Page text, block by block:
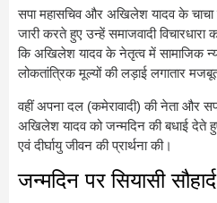
सपा महासचिव और अखिलेश यादव के चाचा
जारी करते हुए उन्हें समाजवादी
कि अखिलेश यादव के नेतृत्व में सामाजिक
लोकतांत्रिक मूल्यों की लड़ाई लगातार
वहीं अपना दल (कमेरावादी) की नेता और
अखिलेश यादव को जन्मदिन की बधाई देते
एवं दीर्घायु जीवन की प्रार्थना की।
जन्मदिन पर सियासी